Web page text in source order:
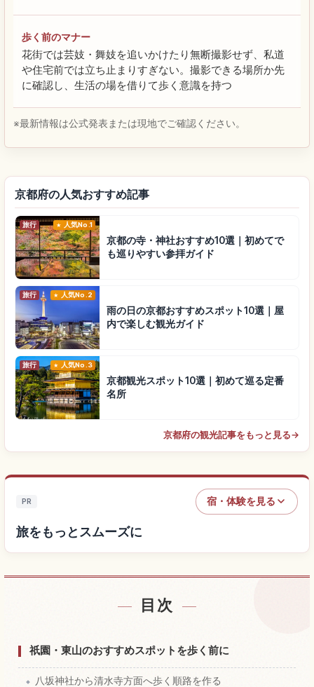
歩く前のマナー
花街では芸妓・舞妓を追いかけたり無断撮影せず、私道
や住宅前では立ち止まりすぎない。撮影できる場所か先
に確認し、生活の場を借りて歩く意識を持つ
※最新情報は公式発表または現地でご確認ください。
京都府の人気おすすめ記事
旅行 人気No.1
京都の寺・神社おすすめ10選｜初めてで
も巡りやすい参拝ガイド
旅行 人気No.2
雨の日の京都おすすめスポット10選｜屋
内で楽しむ観光ガイド
旅行 人気No.3
京都観光スポット10選｜初めて巡る定番
名所
京都府の観光記事をもっと見る→
PR 宿・体験を見る
旅をもっとスムーズに
宿を探す
体験を探す ↗
目次
祇園・東山のおすすめスポットを歩く前に
八坂神社から清水寺方面へ歩く順路を作る